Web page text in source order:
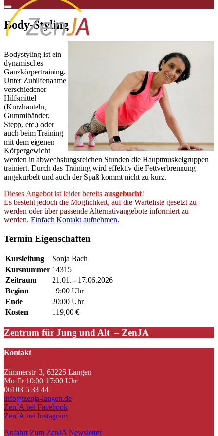
Body-Styling
Bodystyling ist ein
dynamisches
Ganzkörpertraining.
Unter Zuhilfenahme
verschiedener
Hilfsmittel
(Kurzhanteln,
Gummibänder,
Stepp, etc.) oder
auch beim Training
mit dem eigenen
Körpergewicht
werden in abwechslungsreichen Stunden die Hauptmuskelgruppen
trainiert. Durch das Training wird effektiv die Fettverbrennung
angekurbelt und auch der Spaß kommt nicht zu kurz.
Dieses Angebot ist leider bereits ausgebucht!
Es besteht jedoch die Möglichkeit, auf die Warteliste gesetzt zu
werden oder über passende Alternativangebote informiert zu
werden. Einfach Kontakt aufnehmen.
Termin Eigenschaften
Kursleitung
Sonja Bach
Kursnummer 14315
Zeitraum
21.01. - 17.06.2026
Beginn
19:00 Uhr
Ende
20:00 Uhr
Kosten
119,00 €
Zentrum für Jung und Alt – ZenJA
Kontakt
Zimmerstr. 3, 63225 Langen
Mo-Fr 10:00-17:00 Uhr
06103 5 33 44
info@zenja-langen.de
ZenJA bei Facebook
ZenJA bei Instagram
Anfahrt Zum ZenJA Newsletter